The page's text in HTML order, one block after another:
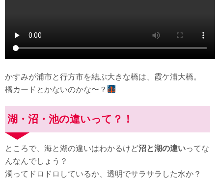
かすみが浦市と行方市を結ぶ大きな橋は、霞ケ浦大橋。
橋カードとかないのかな〜？
湖・沼・池の違いって？！
ところで、海と湖の違いはわかるけど沼と湖の違いってな
んなんでしょう？
濁ってドロドロしているか、透明でサラサラした水か？